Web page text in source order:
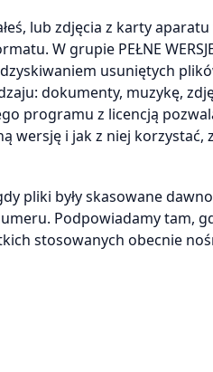
lub zdjęcia z karty
W grupie PEŁNE
usuniętych
dokumenty, muzykę,
programu z licencją
wersję i jak z niej korzystać,
pliki były skasowane
Podpowiadamy tam,
stosowanych obecnie